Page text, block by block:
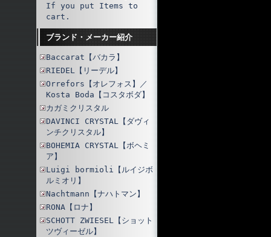
If you put Items to
cart.
ブランド・メーカー紹介
Baccarat【バカラ】
RIEDEL【リーデル】
Orrefors【オレフォス】／
Kosta Boda【コスタボダ】
カガミクリスタル
DAVINCI CRYSTAL【ダヴィ
ンチクリスタル】
BOHEMIA CRYSTAL【ボヘミ
ア】
Luigi bormioli【ルイジボ
ルミオリ】
Nachtmann【ナハトマン】
RONA【ロナ】
SCHOTT ZWIESEL【ショット
ツヴィーゼル】